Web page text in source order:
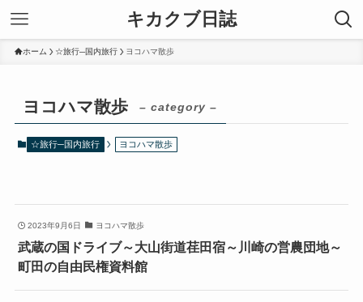
キカクブ日誌
ホーム ☆旅行─国内旅行 ヨコハマ散歩
ヨコハマ散歩 – category –
☆旅行─国内旅行 ヨコハマ散歩
2023年9月6日 ヨコハマ散歩
武蔵の国ドライブ～大山街道荏田宿～川崎の営農団地～
町田の自由民権資料館